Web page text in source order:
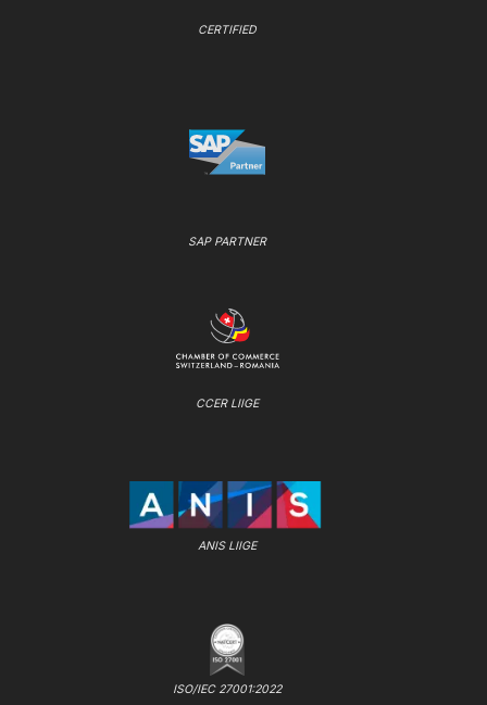
CERTIFIED
SAP PARTNER
CCER LIIGE
ANIS LIIGE
ISO/IEC 27001:2022